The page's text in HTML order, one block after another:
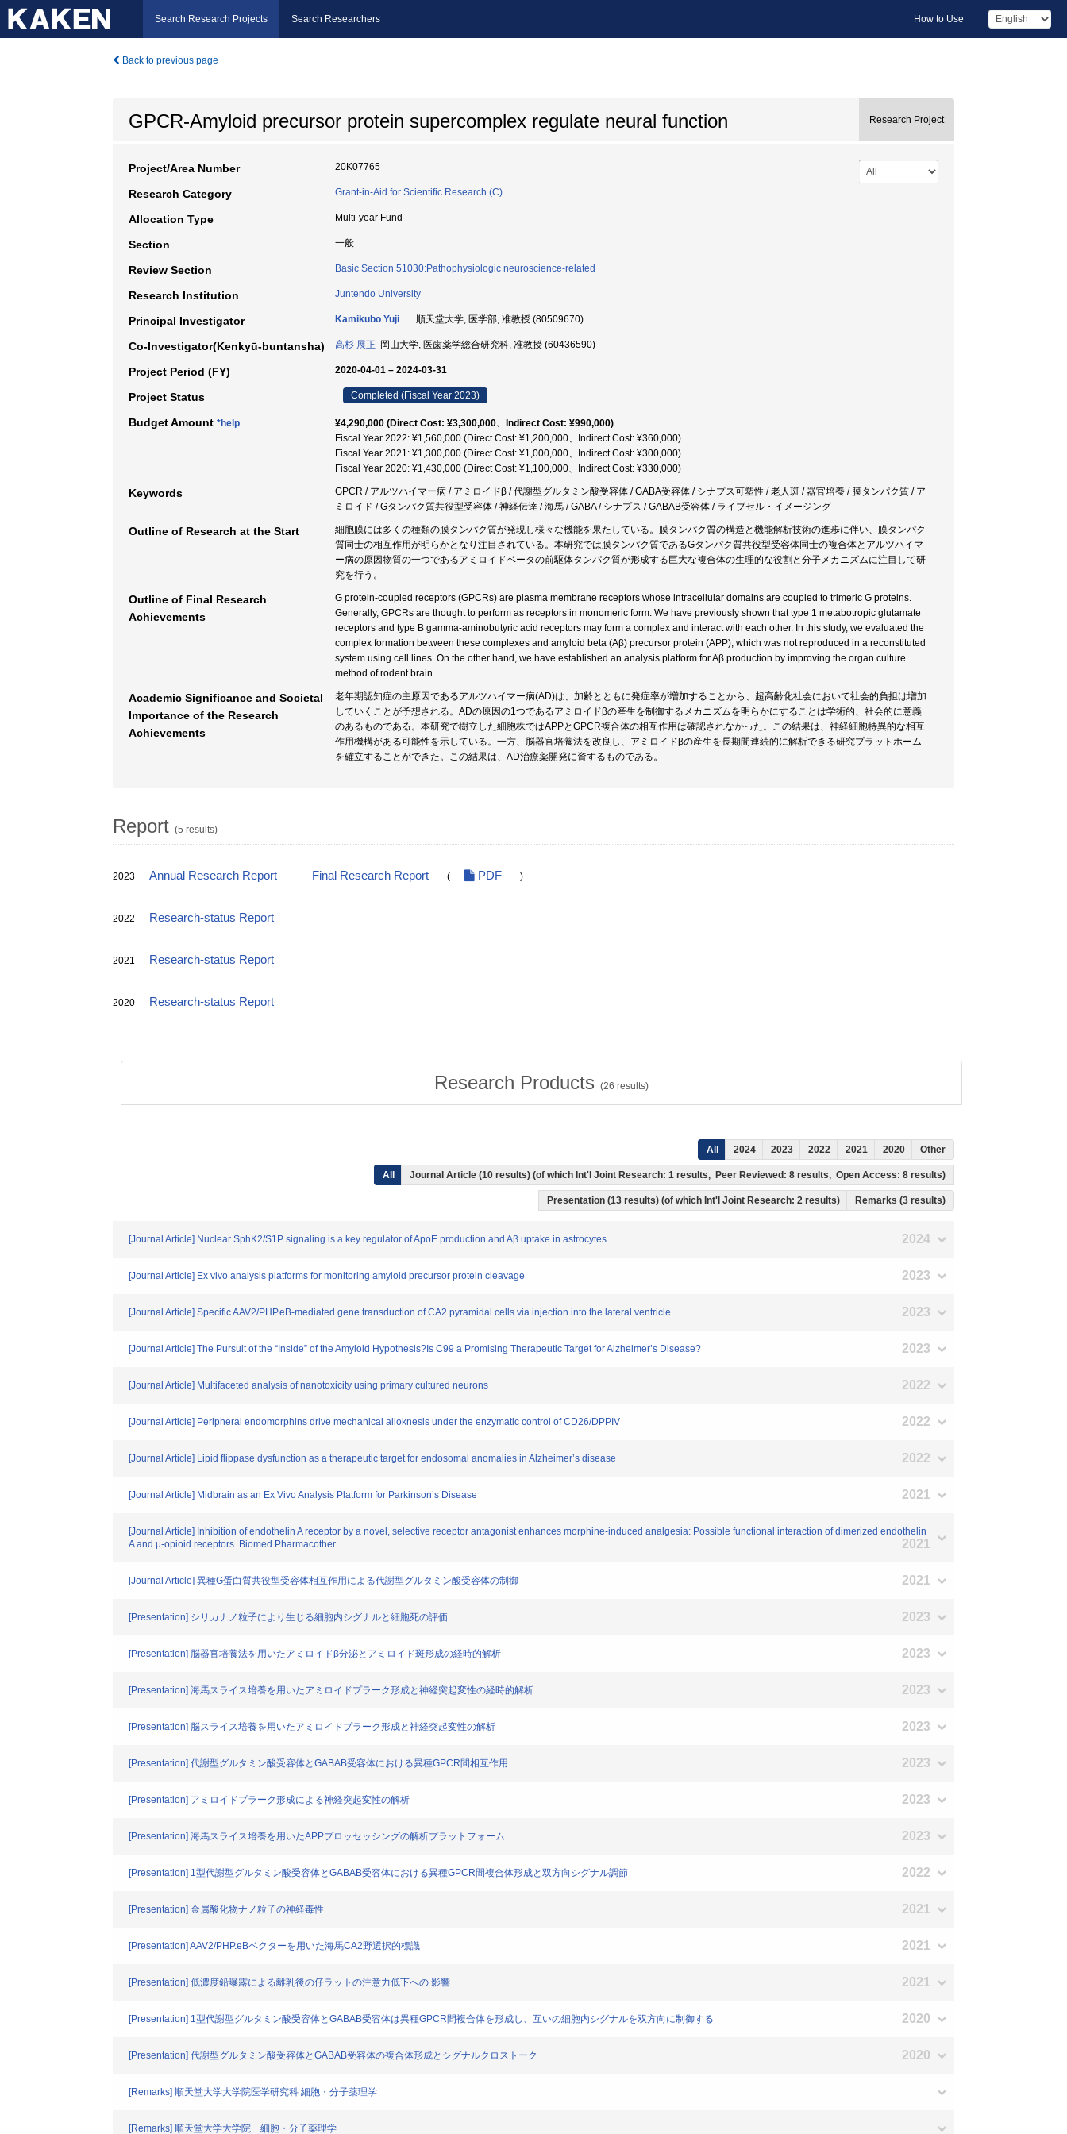
Search Research Projects Search Researchers How to Use
Back to previous page
GPCR-Amyloid precursor protein supercomplex regulate neural function Research Project
Project/Area Number 20K07765
Research Category Grant-in-Aid for Scientific Research (C)
Allocation Type Multi-year Fund
Section 一般
Review Section Basic Section 51030:Pathophysiologic neuroscience-related
Research Institution Juntendo University
Principal Investigator Kamikubo Yuji 順天堂大学, 医学部, 准教授 (80509670)
Co-Investigator(Kenkyū-buntansha) 高杉 展正 岡山大学, 医歯薬学総合研究科, 准教授 (60436590)
Project Period (FY) 2020-04-01 – 2024-03-31
Project Status Completed (Fiscal Year 2023)
Budget Amount *help
¥4,290,000 (Direct Cost: ¥3,300,000、Indirect Cost: ¥990,000)
Fiscal Year 2022: ¥1,560,000 (Direct Cost: ¥1,200,000、Indirect Cost: ¥360,000)
Fiscal Year 2021: ¥1,300,000 (Direct Cost: ¥1,000,000、Indirect Cost: ¥300,000)
Fiscal Year 2020: ¥1,430,000 (Direct Cost: ¥1,100,000、Indirect Cost: ¥330,000)
Keywords
GPCR / アルツハイマー病 / アミロイドβ / 代謝型グルタミン酸受容体 / GABA受容体 / シナプス可塑性 / 老人斑 / 器官培養 / 膜タンパク質 / ア
ミロイド / Gタンパク質共役型受容体 / 神経伝達 / 海馬 / GABA / シナプス / GABAB受容体 / ライブセル・イメージング
Outline of Research at the Start
細胞膜には多くの種類の膜タンパク質が発現し様々な機能を果たしている。膜タンパク質の構造と機能解析技術の進歩に伴い、膜タンパク
質同士の相互作用が明らかとなり注目されている。本研究では膜タンパク質であるGタンパク質共役型受容体同士の複合体とアルツハイマ
ー病の原因物質の一つであるアミロイドベータの前駆体タンパク質が形成する巨大な複合体の生理的な役割と分子メカニズムに注目して研
究を行う。
Outline of Final Research
Achievements
G protein-coupled receptors (GPCRs) are plasma membrane receptors whose intracellular domains are coupled to trimeric G proteins.
Generally, GPCRs are thought to perform as receptors in monomeric form. We have previously shown that type 1 metabotropic glutamate
receptors and type B gamma-aminobutyric acid receptors may form a complex and interact with each other. In this study, we evaluated the
complex formation between these complexes and amyloid beta (Aβ) precursor protein (APP), which was not reproduced in a reconstituted
system using cell lines. On the other hand, we have established an analysis platform for Aβ production by improving the organ culture
method of rodent brain.
Academic Significance and Societal
Importance of the Research
Achievements
老年期認知症の主原因であるアルツハイマー病(AD)は、加齢とともに発症率が増加することから、超高齢化社会において社会的負担は増加
していくことが予想される。ADの原因の1つであるアミロイドβの産生を制御するメカニズムを明らかにすることは学術的、社会的に意義
のあるものである。本研究で樹立した細胞株ではAPPとGPCR複合体の相互作用は確認されなかった。この結果は、神経細胞特異的な相互
作用機構がある可能性を示している。一方、脳器官培養法を改良し、アミロイドβの産生を長期間連続的に解析できる研究プラットホーム
を確立することができた。この結果は、AD治療薬開発に資するものである。
Report (5 results)
2023 Annual Research Report Final Research Report ( PDF )
2022 Research-status Report
2021 Research-status Report
2020 Research-status Report
Research Products (26 results)
All 2024 2023 2022 2021 2020 Other
All Journal Article (10 results) (of which Int'l Joint Research: 1 results, Peer Reviewed: 8 results, Open Access: 8 results)
Presentation (13 results) (of which Int'l Joint Research: 2 results) Remarks (3 results)
[Journal Article] Nuclear SphK2/S1P signaling is a key regulator of ApoE production and Aβ uptake in astrocytes 2024
[Journal Article] Ex vivo analysis platforms for monitoring amyloid precursor protein cleavage 2023
[Journal Article] Specific AAV2/PHP.eB-mediated gene transduction of CA2 pyramidal cells via injection into the lateral ventricle 2023
[Journal Article] The Pursuit of the “Inside” of the Amyloid Hypothesis?Is C99 a Promising Therapeutic Target for Alzheimer’s Disease? 2023
[Journal Article] Multifaceted analysis of nanotoxicity using primary cultured neurons 2022
[Journal Article] Peripheral endomorphins drive mechanical alloknesis under the enzymatic control of CD26/DPPIV 2022
[Journal Article] Lipid flippase dysfunction as a therapeutic target for endosomal anomalies in Alzheimer’s disease 2022
[Journal Article] Midbrain as an Ex Vivo Analysis Platform for Parkinson’s Disease 2021
[Journal Article] Inhibition of endothelin A receptor by a novel, selective receptor antagonist enhances morphine-induced analgesia: Possible functional interaction of dimerized endothelin
A and μ-opioid receptors. Biomed Pharmacother.
2021
[Journal Article] 異種G蛋白質共役型受容体相互作用による代謝型グルタミン酸受容体の制御 2021
[Presentation] シリカナノ粒子により生じる細胞内シグナルと細胞死の評価 2023
[Presentation] 脳器官培養法を用いたアミロイドβ分泌とアミロイド斑形成の経時的解析 2023
[Presentation] 海馬スライス培養を用いたアミロイドプラーク形成と神経突起変性の経時的解析 2023
[Presentation] 脳スライス培養を用いたアミロイドプラーク形成と神経突起変性の解析 2023
[Presentation] 代謝型グルタミン酸受容体とGABAB受容体における異種GPCR間相互作用 2023
[Presentation] アミロイドプラーク形成による神経突起変性の解析 2023
[Presentation] 海馬スライス培養を用いたAPPプロッセッシングの解析プラットフォーム 2023
[Presentation] 1型代謝型グルタミン酸受容体とGABAB受容体における異種GPCR間複合体形成と双方向シグナル調節 2022
[Presentation] 金属酸化物ナノ粒子の神経毒性 2021
[Presentation] AAV2/PHP.eBベクターを用いた海馬CA2野選択的標識 2021
[Presentation] 低濃度鉛曝露による離乳後の仔ラットの注意力低下への 影響 2021
[Presentation] 1型代謝型グルタミン酸受容体とGABAB受容体は異種GPCR間複合体を形成し、互いの細胞内シグナルを双方向に制御する 2020
[Presentation] 代謝型グルタミン酸受容体とGABAB受容体の複合体形成とシグナルクロストーク 2020
[Remarks] 順天堂大学大学院医学研究科 細胞・分子薬理学
[Remarks] 順天堂大学大学院 細胞・分子薬理学